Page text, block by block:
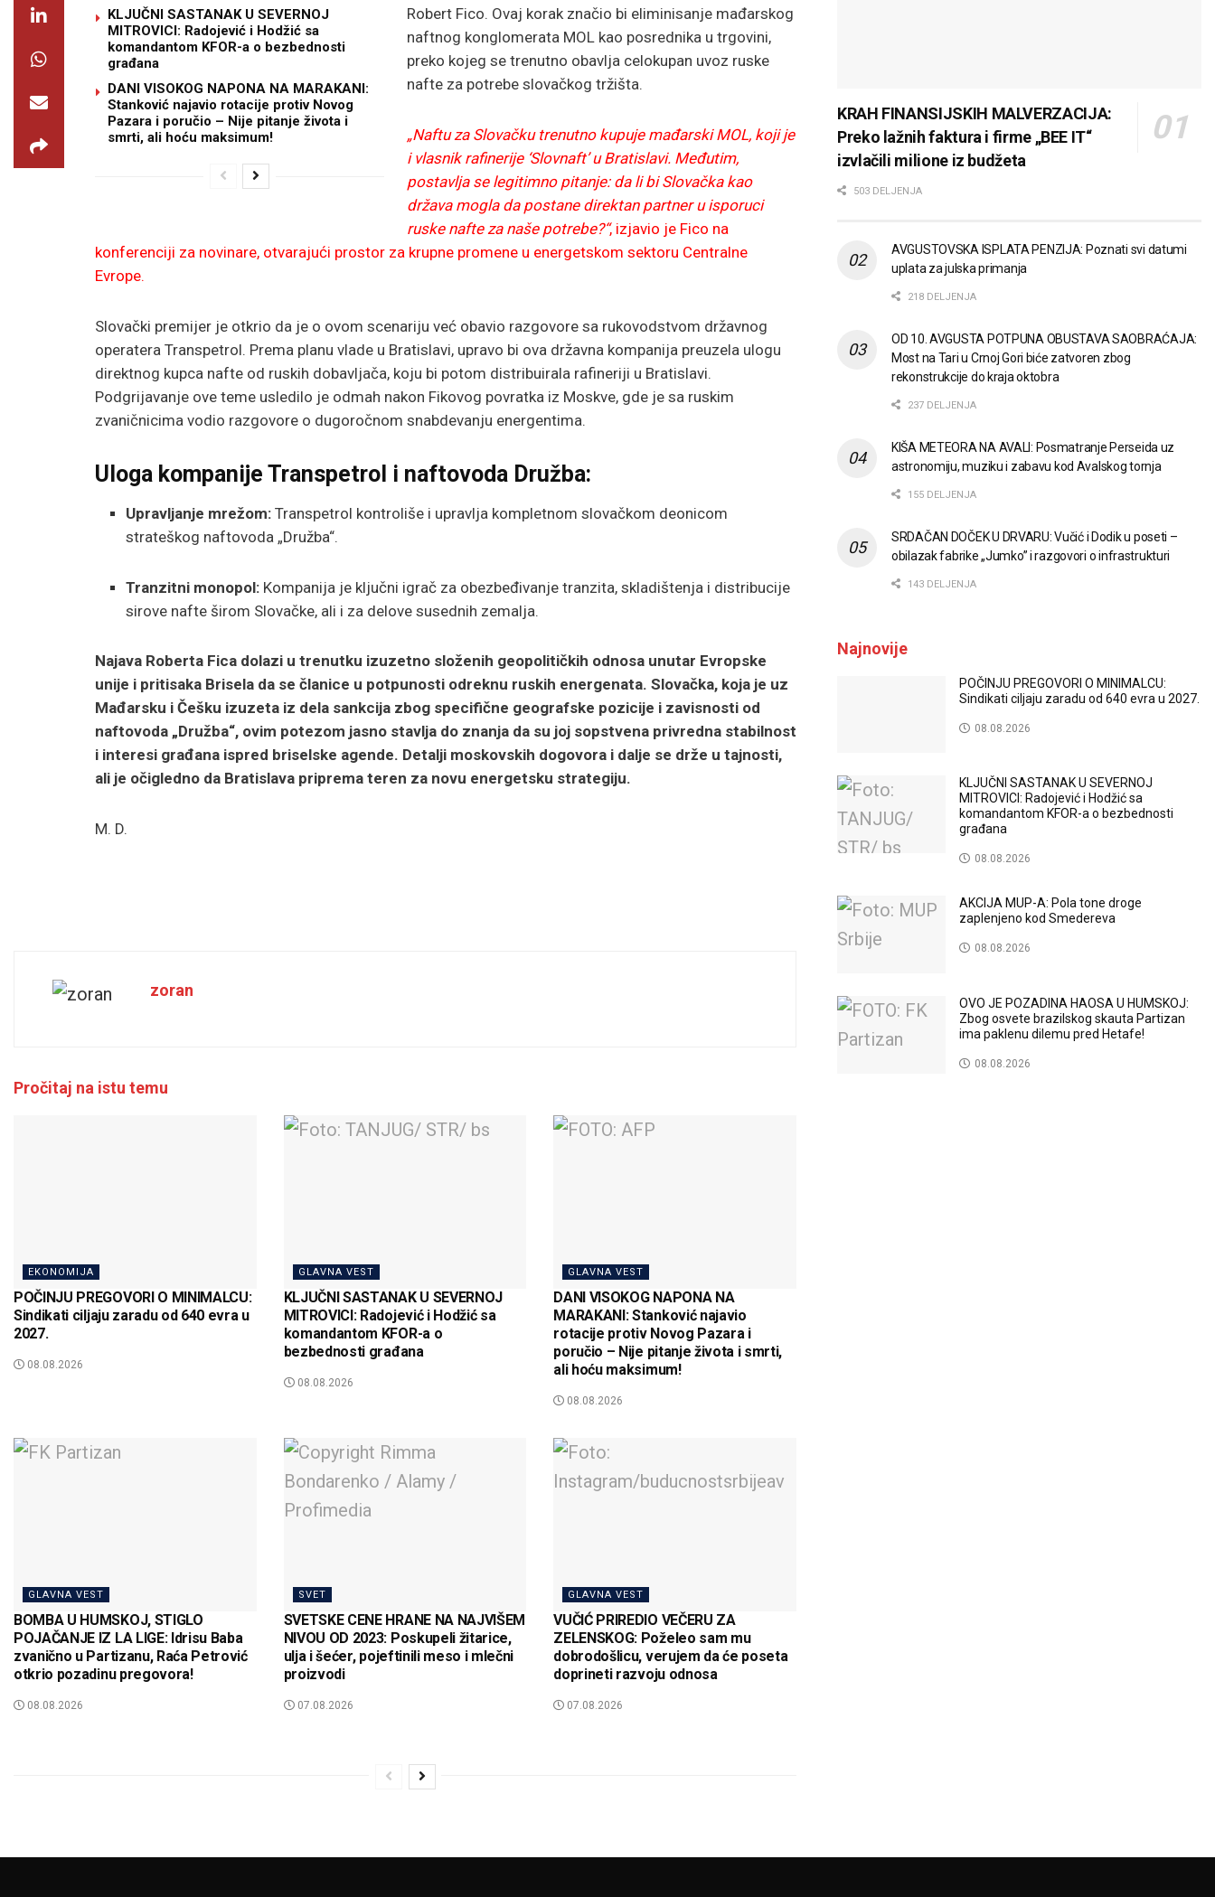
KLJUČNI SASTANAK U SEVERNOJ
MITROVICI: Radojević i Hodžić sa
komandantom KFOR-a o bezbednosti
građana
DANI VISOKOG NAPONA NA MARAKANI:
Stanković najavio rotacije protiv Novog
Pazara i poručio – Nije pitanje života i
smrti, ali hoću maksimum!
Robert Fico. Ovaj korak značio bi eliminisanje mađarskog
naftnog konglomerata MOL kao posrednika u trgovini,
preko kojeg se trenutno obavlja celokupan uvoz ruske
nafte za potrebe slovačkog tržišta.
„Naftu za Slovačku trenutno kupuje mađarski MOL, koji je
i vlasnik rafinerije ‘Slovnaft’ u Bratislavi. Međutim,
postavlja se legitimno pitanje: da li bi Slovačka kao
država mogla da postane direktan partner u isporuci
ruske nafte za naše potrebe?“, izjavio je Fico na
konferenciji za novinare, otvarajući prostor za krupne promene u energetskom sektoru Centralne
Evrope.
Slovački premijer je otkrio da je o ovom scenariju već obavio razgovore sa rukovodstvom državnog
operatera Transpetrol. Prema planu vlade u Bratislavi, upravo bi ova državna kompanija preuzela ulogu
direktnog kupca nafte od ruskih dobavljača, koju bi potom distribuirala rafineriji u Bratislavi.
Podgrijavanje ove teme usledilo je odmah nakon Fikovog povratka iz Moskve, gde je sa ruskim
zvaničnicima vodio razgovore o dugoročnom snabdevanju energentima.
Uloga kompanije Transpetrol i naftovoda Družba:
Upravljanje mrežom: Transpetrol kontroliše i upravlja kompletnom slovačkom deonicom
strateškog naftovoda „Družba“.
Tranzitni monopol: Kompanija je ključni igrač za obezbeđivanje tranzita, skladištenja i distribucije
sirove nafte širom Slovačke, ali i za delove susednih zemalja.
Najava Roberta Fica dolazi u trenutku izuzetno složenih geopolitičkih odnosa unutar Evropske
unije i pritisaka Brisela da se članice u potpunosti odreknu ruskih energenata. Slovačka, koja je uz
Mađarsku i Češku izuzeta iz dela sankcija zbog specifične geografske pozicije i zavisnosti od
naftovoda „Družba“, ovim potezom jasno stavlja do znanja da su joj sopstvena privredna stabilnost
i interesi građana ispred briselske agende. Detalji moskovskih dogovora i dalje se drže u tajnosti,
ali je očigledno da Bratislava priprema teren za novu energetsku strategiju.
M. D.
zoran
Pročitaj na istu temu
EKONOMIJA
POČINJU PREGOVORI O MINIMALCU:
Sindikati ciljaju zaradu od 640 evra u
2027.
08.08.2026
GLAVNA VEST
KLJUČNI SASTANAK U SEVERNOJ
MITROVICI: Radojević i Hodžić sa
komandantom KFOR-a o
bezbednosti građana
08.08.2026
GLAVNA VEST
DANI VISOKOG NAPONA NA
MARAKANI: Stanković najavio
rotacije protiv Novog Pazara i
poručio – Nije pitanje života i smrti,
ali hoću maksimum!
08.08.2026
GLAVNA VEST
BOMBA U HUMSKOJ, STIGLO
POJAČANJE IZ LA LIGE: Idrisu Baba
zvanično u Partizanu, Raća Petrović
otkrio pozadinu pregovora!
08.08.2026
SVET
SVETSKE CENE HRANE NA NAJVIŠEM
NIVOU OD 2023: Poskupeli žitarice,
ulja i šećer, pojeftinili meso i mlečni
proizvodi
07.08.2026
GLAVNA VEST
VUČIĆ PRIREDIO VEČERU ZA
ZELENSKOG: Poželeo sam mu
dobrodošlicu, verujem da će poseta
doprineti razvoju odnosa
07.08.2026
KRAH FINANSIJSKIH MALVERZACIJA:
Preko lažnih faktura i firme „BEE IT“
izvlačili milione iz budžeta
503 DELJENJA
AVGUSTOVSKA ISPLATA PENZIJA: Poznati svi datumi
uplata za julska primanja
218 DELJENJA
OD 10. AVGUSTA POTPUNA OBUSTAVA SAOBRAĆAJA:
Most na Tari u Crnoj Gori biće zatvoren zbog
rekonstrukcije do kraja oktobra
237 DELJENJA
KIŠA METEORA NA AVALI: Posmatranje Perseida uz
astronomiju, muziku i zabavu kod Avalskog tornja
155 DELJENJA
SRDAČAN DOČEK U DRVARU: Vučić i Dodik u poseti –
obilazak fabrike „Jumko” i razgovori o infrastrukturi
143 DELJENJA
Najnovije
POČINJU PREGOVORI O MINIMALCU:
Sindikati ciljaju zaradu od 640 evra u 2027.
08.08.2026
KLJUČNI SASTANAK U SEVERNOJ
MITROVICI: Radojević i Hodžić sa
komandantom KFOR-a o bezbednosti
građana
08.08.2026
AKCIJA MUP-A: Pola tone droge
zaplenjeno kod Smedereva
08.08.2026
OVO JE POZADINA HAOSA U HUMSKOJ:
Zbog osvete brazilskog skauta Partizan
ima paklenu dilemu pred Hetafe!
08.08.2026